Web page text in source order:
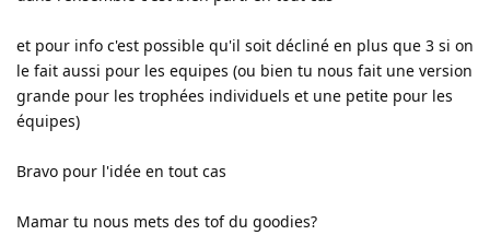
et pour info c'est possible qu'il soit décliné en plus que 3 si on
le fait aussi pour les equipes (ou bien tu nous fait une version
grande pour les trophées individuels et une petite pour les
équipes)
Bravo pour l'idée en tout cas
Mamar tu nous mets des tof du goodies?